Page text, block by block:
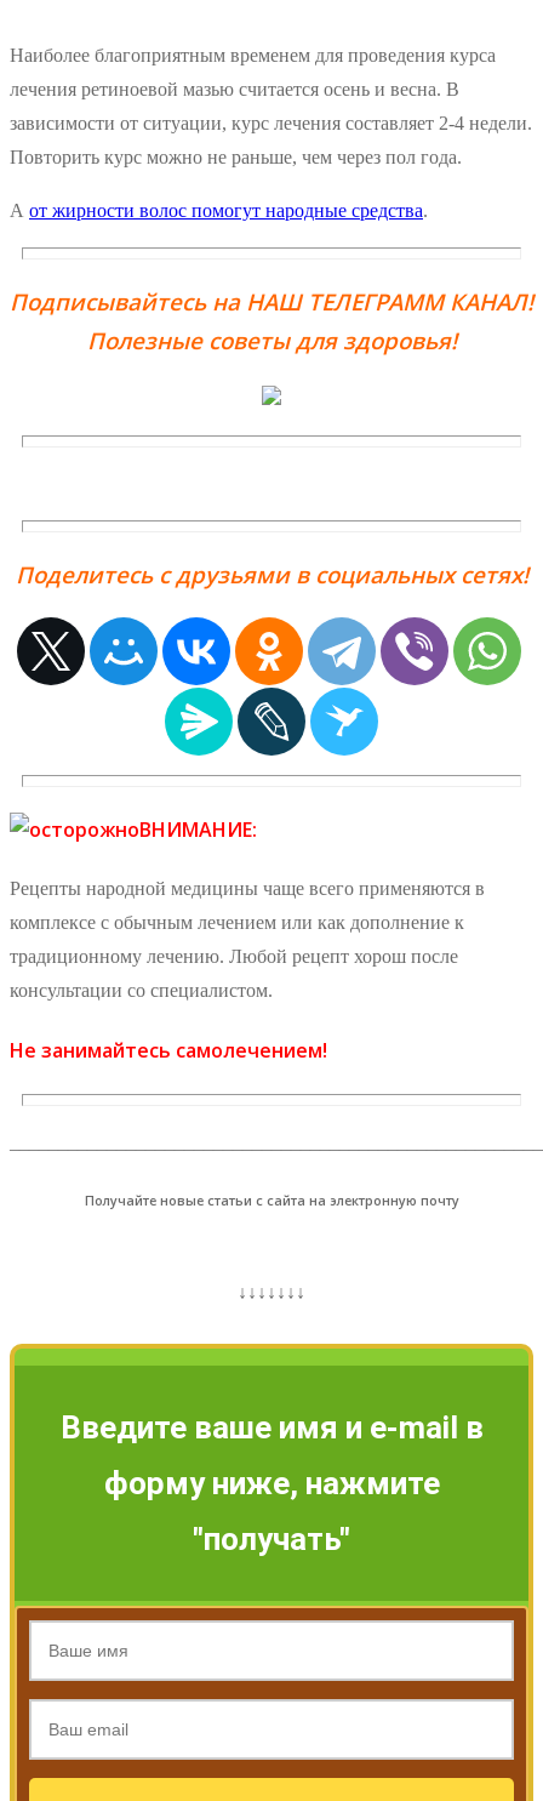
Наиболее благоприятным временем для проведения курса
лечения ретиноевой мазью считается осень и весна. В
зависимости от ситуации, курс лечения составляет 2-4 недели.
Повторить курс можно не раньше, чем через пол года.
А от жирности волос помогут народные средства.
Подписывайтесь на НАШ ТЕЛЕГРАММ КАНАЛ!
Полезные советы для здоровья!
Поделитесь с друзьями в социальных сетях!
ВНИМАНИЕ:
Рецепты народной медицины чаще всего применяются в
комплексе с обычным лечением или как дополнение к
традиционному лечению. Любой рецепт хорош после
консультации со специалистом.
Не занимайтесь самолечением!
Получайте новые статьи с сайта на электронную почту
↓↓↓↓↓↓↓
Введите ваше имя и e-mail в
форму ниже, нажмите
"получать"